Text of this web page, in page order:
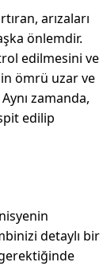
arızaları
önlemdir.
edilmesini ve
ömrü uzar ve
zamanda,
edilip
detaylı bir